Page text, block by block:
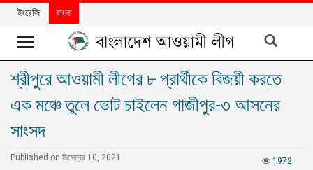
খবর
দলের
নিবন্ধ
ইংরেজি বাংলা
শ্রীপুরে আওয়ামী লীগের ৮ প্রার্থীকে বিজয়ী করতে
এক মঞ্চে তুলে ভোট চাইলেন গাজীপুর-৩ আসনের
সাংসদ
1972
Published on ডিসেম্বর 10, 2021